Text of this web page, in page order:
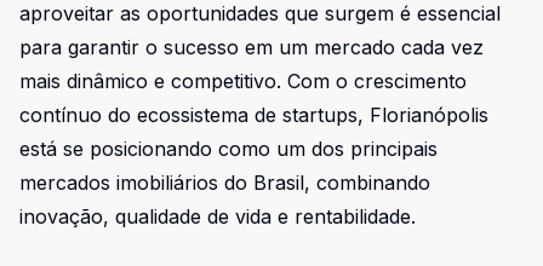
aproveitar as oportunidades que surgem é essencial
para garantir o sucesso em um mercado cada vez
mais dinâmico e competitivo. Com o crescimento
contínuo do ecossistema de startups, Florianópolis
está se posicionando como um dos principais
mercados imobiliários do Brasil, combinando
inovação, qualidade de vida e rentabilidade.